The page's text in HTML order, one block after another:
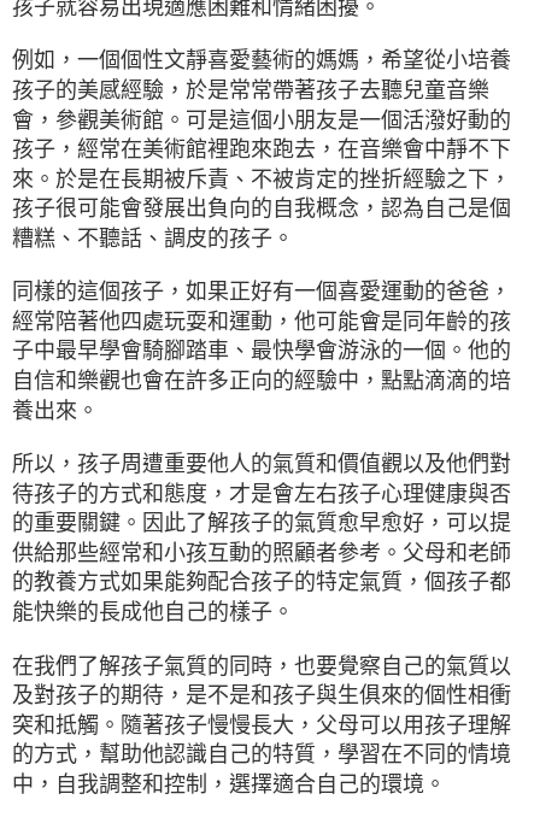
孩子就容易出現適應困難和情緒困擾。
例如，一個個性文靜喜愛藝術的媽媽，希望從小培養
孩子的美感經驗，於是常常帶著孩子去聽兒童音樂
會，參觀美術館。可是這個小朋友是一個活潑好動的
孩子，經常在美術館裡跑來跑去，在音樂會中靜不下
來。於是在長期被斥責、不被肯定的挫折經驗之下，
孩子很可能會發展出負向的自我概念，認為自己是個
糟糕、不聽話、調皮的孩子。
同樣的這個孩子，如果正好有一個喜愛運動的爸爸，
經常陪著他四處玩耍和運動，他可能會是同年齡的孩
子中最早學會騎腳踏車、最快學會游泳的一個。他的
自信和樂觀也會在許多正向的經驗中，點點滴滴的培
養出來。
所以，孩子周遭重要他人的氣質和價值觀以及他們對
待孩子的方式和態度，才是會左右孩子心理健康與否
的重要關鍵。因此了解孩子的氣質愈早愈好，可以提
供給那些經常和小孩互動的照顧者參考。父母和老師
的教養方式如果能夠配合孩子的特定氣質，個孩子都
能快樂的長成他自己的樣子。
在我們了解孩子氣質的同時，也要覺察自己的氣質以
及對孩子的期待，是不是和孩子與生俱來的個性相衝
突和抵觸。隨著孩子慢慢長大，父母可以用孩子理解
的方式，幫助他認識自己的特質，學習在不同的情境
中，自我調整和控制，選擇適合自己的環境。